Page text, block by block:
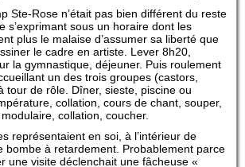
Ste-Rose n’était pas bien différent du reste
s’exprimant sous un horaire dont les
plus le malaise d’assumer sa liberté que
le cadre en artiste. Lever 8h20,
la gymnastique, déjeuner. Puis roulement
un des trois groupes (castors,
tour de rôle. Dîner, sieste, piscine ou
collation, cours de chant, souper,
collation, coucher.
représentaient en soi, à l’intérieur de
bombe à retardement. Probablement parce
une visite déclenchait une fâcheuse «